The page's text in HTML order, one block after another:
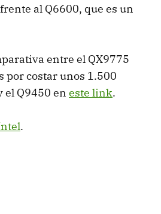
al Q6600, que es un
entre el QX9775
por costar unos 1.500
el Q9450 en este link.
.